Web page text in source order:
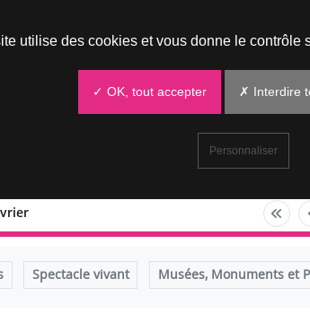
Spectacle vivant Musées, Monuments et
utilise des cookies et vous donne le contrôle
✓ OK, tout accepter ✗ Interdire
Personnaliser